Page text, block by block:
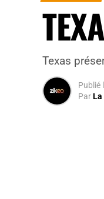
Texas
Publié
ParLa